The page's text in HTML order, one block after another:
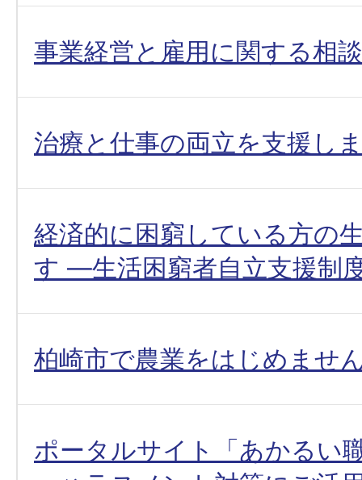
事業経営と雇用に関する相談
治療と仕事の両立を支援し
経済的に困窮している方の
す ―生活困窮者自立支援制
柏崎市で農業をはじめませ
ポータルサイト「あかるい